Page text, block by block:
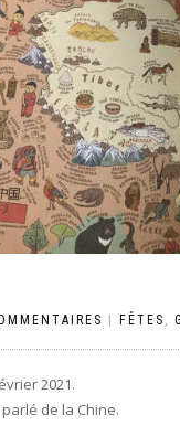
FÊTES ,
2021.
de la Chine.